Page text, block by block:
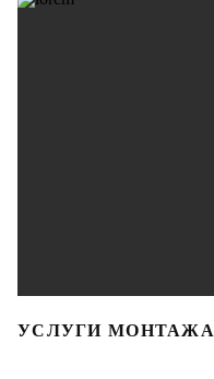
УСЛУГИ МОНТАЖА